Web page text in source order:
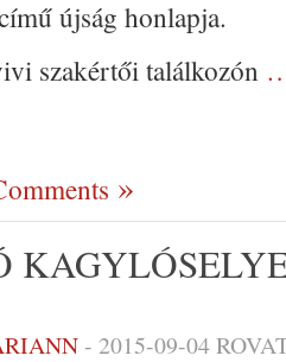
újság honlapja.
szakértői találkozón
- 2015-09-04